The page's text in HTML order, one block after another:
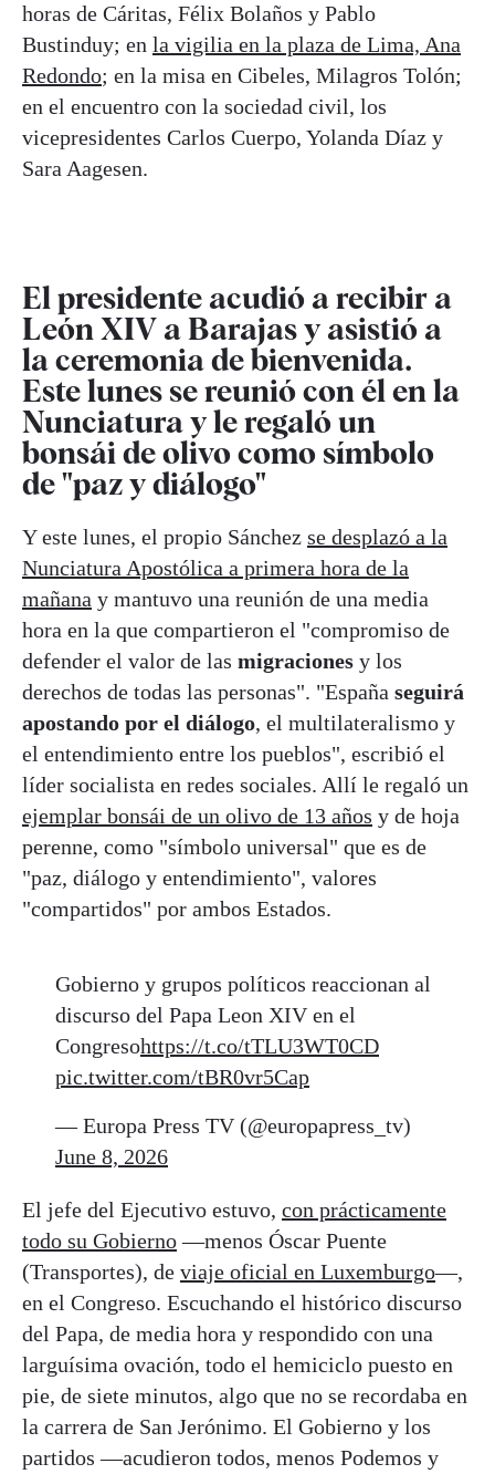
horas de Cáritas, Félix Bolaños y Pablo
Bustinduy; en la vigilia en la plaza de Lima, Ana
Redondo; en la misa en Cibeles, Milagros Tolón;
en el encuentro con la sociedad civil, los
vicepresidentes Carlos Cuerpo, Yolanda Díaz y
Sara Aagesen.
El presidente acudió a recibir a
León XIV a Barajas y asistió a
la ceremonia de bienvenida.
Este lunes se reunió con él en la
Nunciatura y le regaló un
bonsái de olivo como símbolo
de "paz y diálogo"
Y este lunes, el propio Sánchez se desplazó a la
Nunciatura Apostólica a primera hora de la
mañana y mantuvo una reunión de una media
hora en la que compartieron el "compromiso de
defender el valor de las migraciones y los
derechos de todas las personas". "España seguirá
apostando por el diálogo, el multilateralismo y
el entendimiento entre los pueblos", escribió el
líder socialista en redes sociales. Allí le regaló un
ejemplar bonsái de un olivo de 13 años y de hoja
perenne, como "símbolo universal" que es de
"paz, diálogo y entendimiento", valores
"compartidos" por ambos Estados.
Gobierno y grupos políticos reaccionan al
discurso del Papa Leon XIV en el
Congresohttps://t.co/tTLU3WT0CD
pic.twitter.com/tBR0vr5Cap
— Europa Press TV (@europapress_tv)
June 8, 2026
El jefe del Ejecutivo estuvo, con prácticamente
todo su Gobierno—menos Óscar Puente
(Transportes), de viaje oficial en Luxemburgo—,
en el Congreso. Escuchando el histórico discurso
del Papa, de media hora y respondido con una
larguísima ovación, todo el hemiciclo puesto en
pie, de siete minutos, algo que no se recordaba en
la carrera de San Jerónimo. El Gobierno y los
partidos —acudieron todos, menos Podemos y